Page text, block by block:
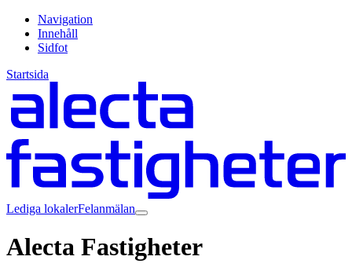
Navigation
Innehåll
Sidfot
Startsida
Lediga lokalerFelanmälan
Alecta Fastigheter